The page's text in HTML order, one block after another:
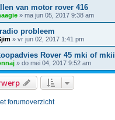
van motor rover 416
» ma jun 05, 2017 9:38 am
probleem
» vr jun 02, 2017 1:41 pm
Rover 45 mki of mkii
» do mei 04, 2017 9:52 am
forumoverzicht